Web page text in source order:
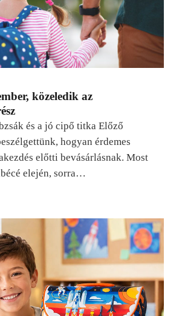
közeledik az
és a jó cipő titka Előző
hogyan érdemes
előtti bevásárlásnak. Most
elején, sorra…